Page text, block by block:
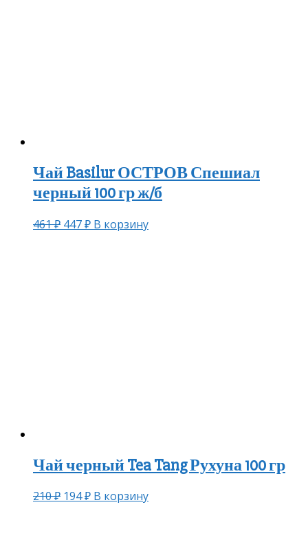
Чай Basilur ОСТРОВ Спешиал
черный 100 гр ж/б
461₽ 447₽ В корзину
Чай черный Tea Tang Рухуна 100 гр
210₽ 194₽ В корзину